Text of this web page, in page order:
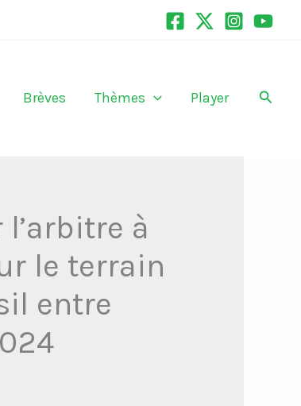
Brèves Thèmes Player
à
le terrain
entre